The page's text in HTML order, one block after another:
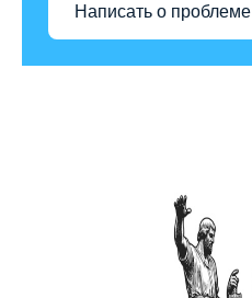
Написать о проблеме